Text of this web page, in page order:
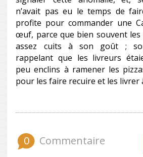
n’avait pas eu le temps de
profite pour commander une
œuf, parce que bien souvent
assez cuits à son goût ;
rappelant que les livreurs
peu enclins à ramener les
pour les faire recuire et les livrer
0 Commentaire